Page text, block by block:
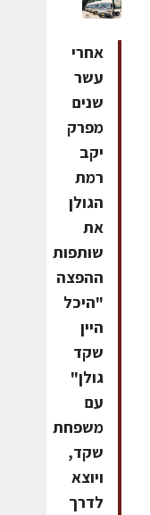
אחרי
עשר
שנים
מפרק
יקב
רמת
הגולן
את
שותפות
ההפצה
"היכל
היין
שקד
גולן"
עם
משפחת
שקד,
ויוצא
לדרך